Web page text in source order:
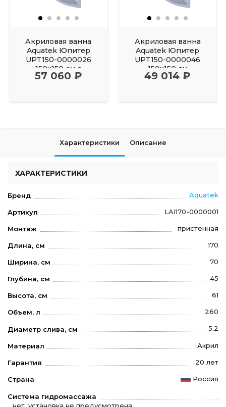
Акриловая ванна
Aquatek Юпитер
UPT150-0000026
150х150 см с
фронтальным
57 060 ₽
Акриловая ванна
Aquatek Юпитер
UPT150-0000046
150х150 см
49 014 ₽
Характеристики Описание
ХАРАКТЕРИСТИКИ
Бренд Aquatek
Артикул LAI170-0000001
Монтаж пристенная
Длина, см 170
Ширина, см 70
Глубина, см 45
Высота, см 61
Объем, л 260
Диаметр слива, см 5.2
Материал Акрил
Гарантия 20 лет
Страна Россия
Система гидромассажа
нет, установка не предусмотрена